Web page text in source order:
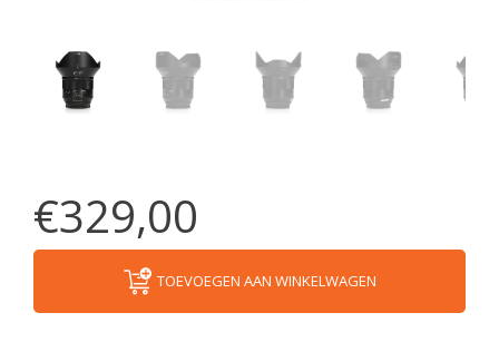
€329,00
TOEVOEGEN AAN WINKELWAGEN